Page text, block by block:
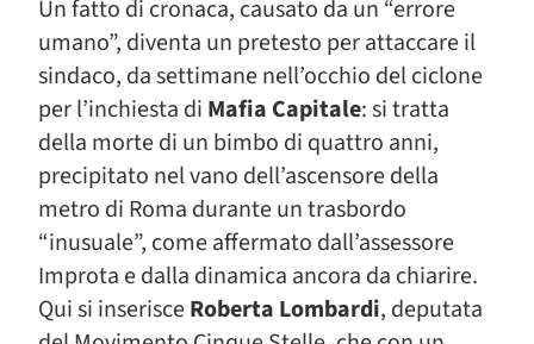
Un fatto di cronaca, causato da un “errore
umano”, diventa un pretesto per attaccare il
sindaco, da settimane nell’occhio del ciclone
per l’inchiesta di Mafia Capitale: si tratta
della morte di un bimbo di quattro anni,
precipitato nel vano dell’ascensore della
metro di Roma durante un trasbordo
“inusuale”, come affermato dall’assessore
Improta e dalla dinamica ancora da chiarire.
Qui si inserisceRoberta Lombardi, deputata